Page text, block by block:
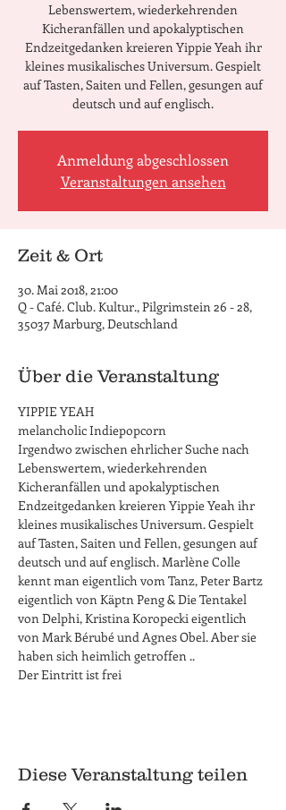
Lebenswertem, wiederkehrenden
Kicheranfällen und apokalyptischen
Endzeitgedanken kreieren Yippie Yeah ihr
kleines musikalisches Universum. Gespielt
auf Tasten, Saiten und Fellen, gesungen auf
deutsch und auf englisch.
Anmeldung abgeschlossen
Veranstaltungen ansehen
Zeit & Ort
30. Mai 2018, 21:00
Q - Café. Club. Kultur., Pilgrimstein 26 - 28,
35037 Marburg, Deutschland
Über die Veranstaltung
YIPPIE YEAH
melancholic Indiepopcorn
Irgendwo zwischen ehrlicher Suche nach
Lebenswertem, wiederkehrenden
Kicheranfällen und apokalyptischen
Endzeitgedanken kreieren Yippie Yeah ihr
kleines musikalisches Universum. Gespielt
auf Tasten, Saiten und Fellen, gesungen auf
deutsch und auf englisch. Marlène Colle
kennt man eigentlich vom Tanz, Peter Bartz
eigentlich von Käptn Peng & Die Tentakel
von Delphi, Kristina Koropecki eigentlich
von Mark Bérubé und Agnes Obel. Aber sie
haben sich heimlich getroffen ..
Der Eintritt ist frei
Diese Veranstaltung teilen